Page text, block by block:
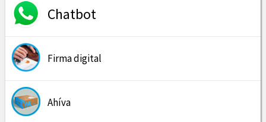
Chatbot
Firma digital
Ahíva